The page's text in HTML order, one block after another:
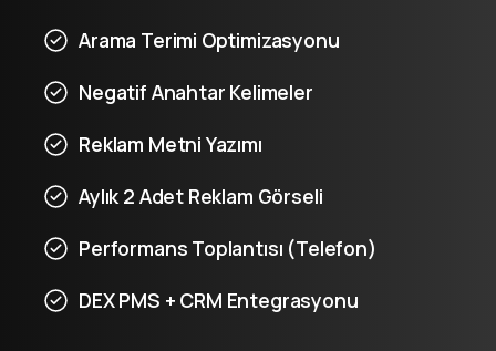
Arama Terimi Optimizasyonu
Negatif Anahtar Kelimeler
Reklam Metni Yazımı
Aylık 2 Adet Reklam Görseli
Performans Toplantısı (Telefon)
DEX PMS + CRM Entegrasyonu